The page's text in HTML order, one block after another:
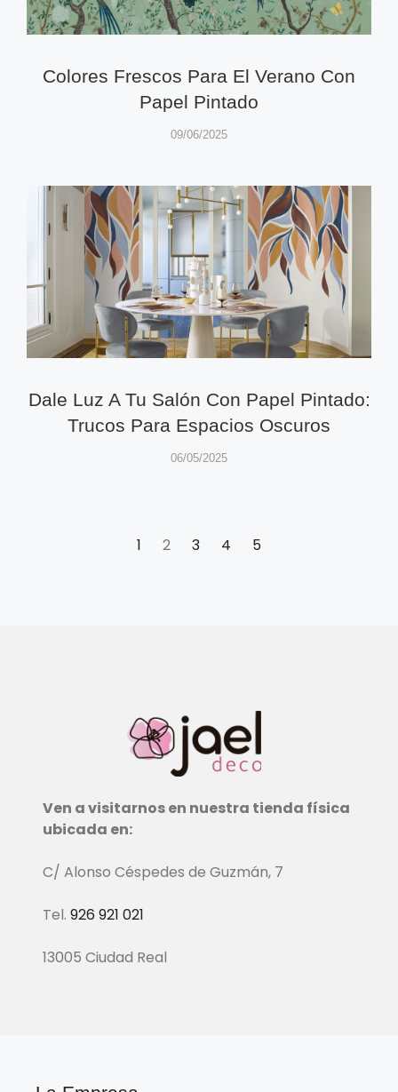
Colores Frescos Para El Verano Con
Papel Pintado
09/06/2025
Dale Luz A Tu Salón Con Papel Pintado:
Trucos Para Espacios Oscuros
06/05/2025
1 2 3 4 5
Ven a visitarnos en nuestra tienda física
ubicada en:
C/ Alonso Céspedes de Guzmán, 7
Tel. 926 921 021
13005 Ciudad Real